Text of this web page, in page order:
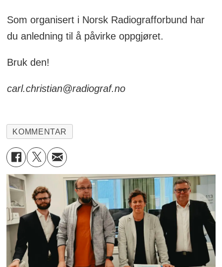
Som organisert i Norsk Radiografforbund har
du anledning til å påvirke oppgjøret.
Bruk den!
carl.christian@radiograf.no
KOMMENTAR